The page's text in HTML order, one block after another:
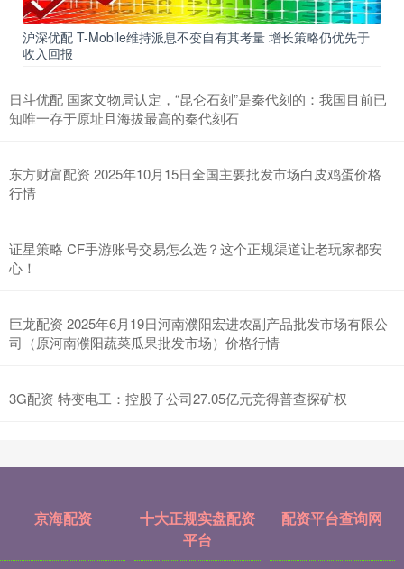
沪深优配 T-Mobile维持派息不变自有其考量 增长策略仍优先于
收入回报
日斗优配 国家文物局认定，“昆仑石刻”是秦代刻的：我国目前已
知唯一存于原址且海拔最高的秦代刻石
东方财富配资 2025年10月15日全国主要批发市场白皮鸡蛋价格
行情
证星策略 CF手游账号交易怎么选？这个正规渠道让老玩家都安
心！
巨龙配资 2025年6月19日河南濮阳宏进农副产品批发市场有限公
司（原河南濮阳蔬菜瓜果批发市场）价格行情
3G配资 特变电工：控股子公司27.05亿元竞得普查探矿权
京海配资
十大正规实盘配资
平台
配资平台查询网